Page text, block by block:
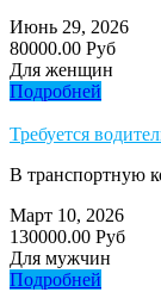
Июнь 29, 2026
80000.00 Руб
Для женщин
Подробней
Требуется
В
Март 10, 2026
130000.00 Руб
Для мужчин
Подробней